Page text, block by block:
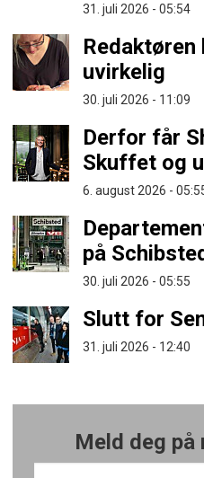
31. juli 2026 - 05:54
uvirkelig
30. juli 2026 - 11:09
Derfor får
Skuffet og
6. august 2026 -
på
30. juli 2026 - 05:55
Slutt for
31. juli 2026 - 12:40
Meld deg